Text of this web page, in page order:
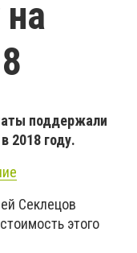
поддержали
2018 году.
Секлецов
этого